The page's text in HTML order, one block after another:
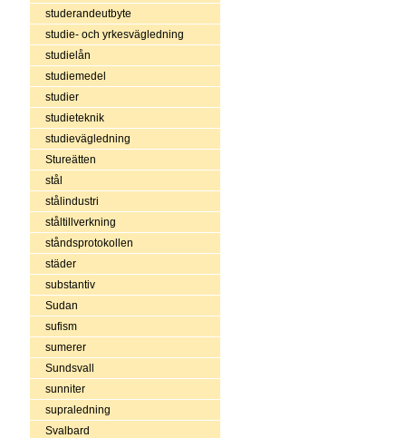
studerandeutbyte
studie- och yrkesvägledning
studielån
studiemedel
studier
studieteknik
studievägledning
Stureätten
stål
stålindustri
ståltillverkning
ståndsprotokollen
städer
substantiv
Sudan
sufism
sumerer
Sundsvall
sunniter
supraledning
Svalbard